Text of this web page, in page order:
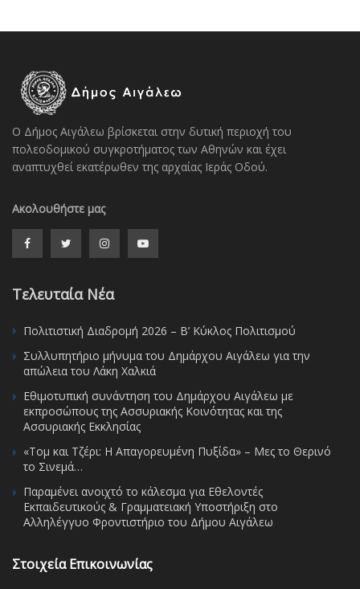
Ο Δήμος Αιγάλεω βρίσκεται στην δυτική περιοχή του
πολεοδομικού συγκροτήματος των Αθηνών και έχει
αναπτυχθεί εκατέρωθεν της αρχαίας Ιεράς Οδού.
Ακολουθήστε μας
Τελευταία Νέα
Πολιτιστική Διαδρομή 2026 – Β’ Κύκλος Πολιτισμού
Συλλυπητήριο μήνυμα του Δημάρχου Αιγάλεω για την
απώλεια του Λάκη Χαλκιά
Εθιμοτυπική συνάντηση του Δημάρχου Αιγάλεω με
εκπροσώπους της Ασσυριακής Κοινότητας και της
Ασσυριακής Εκκλησίας
«Τομ και Τζέρι: Η Απαγορευμένη Πυξίδα» – Μες το Θερινό
το Σινεμά…
Παραμένει ανοιχτό το κάλεσμα για Εθελοντές
Εκπαιδευτικούς & Γραμματειακή Υποστήριξη στο
Αλληλέγγυο Φροντιστήριο του Δήμου Αιγάλεω
Στοιχεία Επικοινωνίας